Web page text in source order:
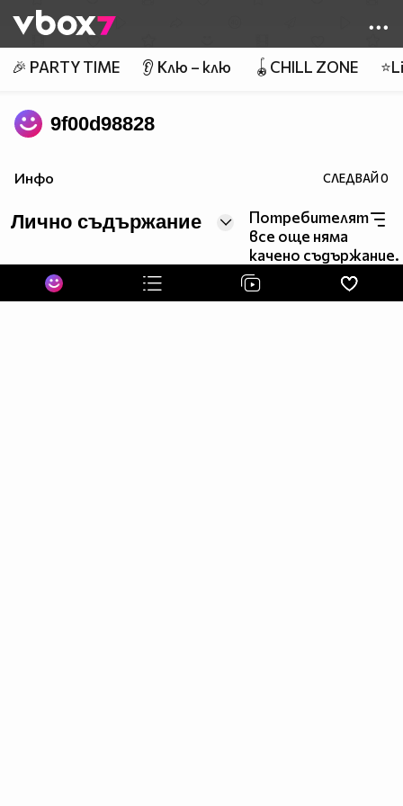
👾
🎉 PARTY TIME 👂 Клю – клю 🪀CHILL ZONE
9f00d98828
Инфо СЛЕДВАЙ0
Лично съдържание
Потребителят
все още няма
качено съдържание.